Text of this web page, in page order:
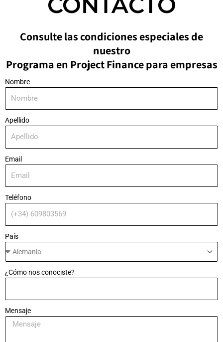
Consulte las condiciones especiales de
nuestro
Programa en Project Finance para empresas
Nombre
Apellido
Email
Teléfono
País
¿Cómo nos conociste?
Mensaje